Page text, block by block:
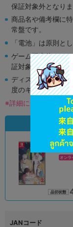
保証対象外となりま
商品名や備考欄に
常盤です。
「電池」は原則と
ゲーム機本体には
証対象外となりま
ディスク類の読み
度のキズがある場
※詳細につきましては
状態 :
オンラ
品切状態
JANコード